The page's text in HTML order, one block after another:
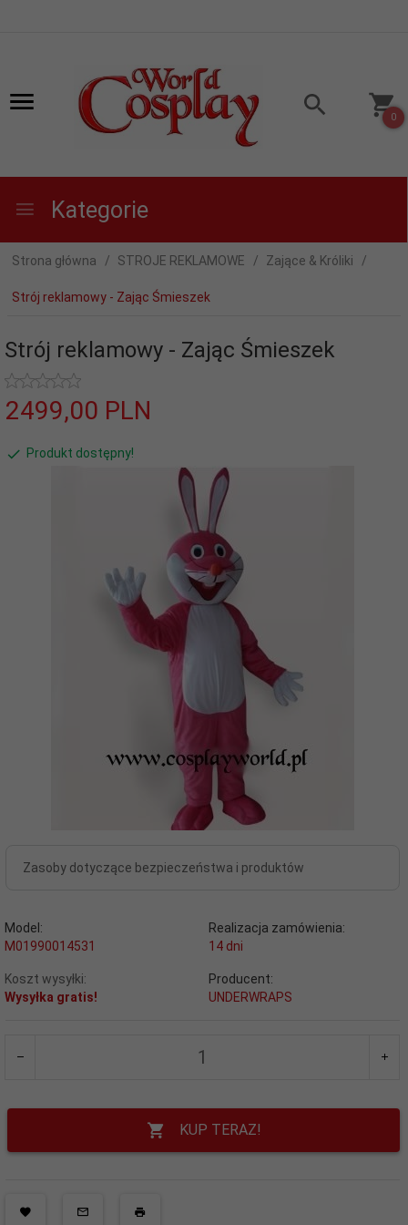
0
Kategorie
Strona główna STROJE REKLAMOWE Zające & Króliki
Strój reklamowy - Zając Śmieszek
Strój reklamowy - Zając Śmieszek
2499,00 PLN
Produkt dostępny!
Zasoby dotyczące bezpieczeństwa i produktów
Model:
M01990014531
Realizacja zamówienia:
14 dni
Koszt wysyłki:
Wysyłka gratis!
Producent:
UNDERWRAPS
KUP TERAZ!